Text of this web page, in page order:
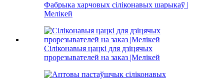
Фабрыка харчовых сіліконавых шарыкаў |
Мелікей
Сіліконавыя цацкі для дзіцячых
прорезывателей на заказ |Мелікей